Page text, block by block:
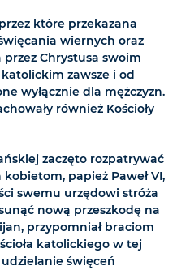
które przekazana
wiernych oraz
Chrystusa swoim
katolickim zawsze i od
wyłącznie dla mężczyzn.
również Kościoły
zaczęto rozpatrywać
papież Paweł VI,
swemu urzędowi stróża
nową przeszkodę na
przypomniał braciom
katolickiego w tej
udzielanie święceń